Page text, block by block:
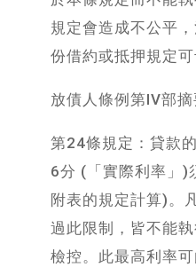
規定會造成不公平
份借約或抵押規定可
放債人條例第IV部
第24條規定：貸款
6分 (「實際利率」)
附表的規定計算)。
過此限制，皆不能
檢控。此最高利率